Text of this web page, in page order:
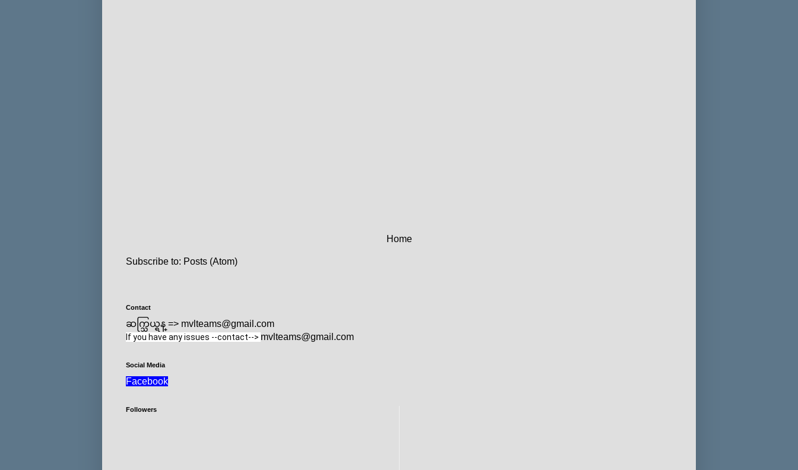
Home
Subscribe to: Posts (Atom)
Contact
ဆက္သြယ္ရန္ => mvlteams@gmail.com
If you have any issues --contact--> mvlteams@gmail.com
Social Media
Facebook
Followers